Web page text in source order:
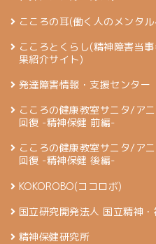
こころの耳(働く人のメンタ
こころとくらし(精神障害当
果紹介サイト)
発達障害情報・支援センター
こころの健康教室サニタ/ア
回復 -精神保健 前編-
こころの健康教室サニタ/ア
回復 -精神保健 後編-
KOKOROBO(ココロボ)
国立研究開発法人 国立精神
精神保健研究所